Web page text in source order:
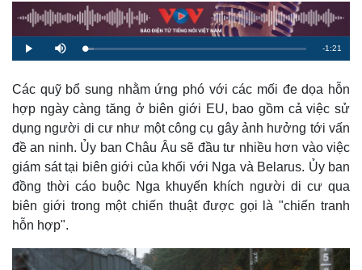
P
l
M
u
L
o
d
3
.
9
9
R
a
i
n
T
-1:21
Các quỹ bổ sung nhằm ứng phó với các mối đe dọa hỗn
hợp ngày càng tăng ở biên giới EU, bao gồm cả việc sử
dụng người di cư như một công cụ gây ảnh hưởng tới vấn
đề an ninh. Ủy ban Châu Âu sẽ đầu tư nhiều hơn vào việc
giám sát tại biên giới của khối với Nga và Belarus. Ủy ban
đồng thời cáo buộc Nga khuyến khích người di cư qua
biên giới trong một chiến thuật được gọi là "chiến tranh
hỗn hợp".